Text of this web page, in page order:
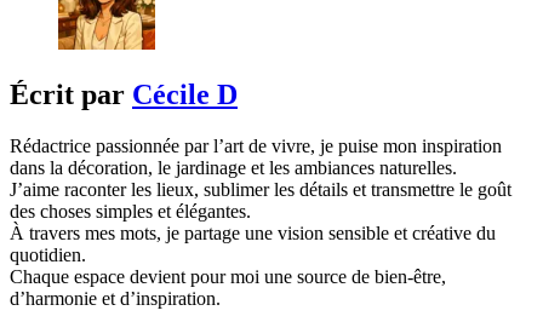
Écrit par Cécile D
Rédactrice passionnée par l’art de vivre, je puise mon inspiration
dans la décoration, le jardinage et les ambiances naturelles.
J’aime raconter les lieux, sublimer les détails et transmettre le goût
des choses simples et élégantes.
À travers mes mots, je partage une vision sensible et créative du
quotidien.
Chaque espace devient pour moi une source de bien-être,
d’harmonie et d’inspiration.